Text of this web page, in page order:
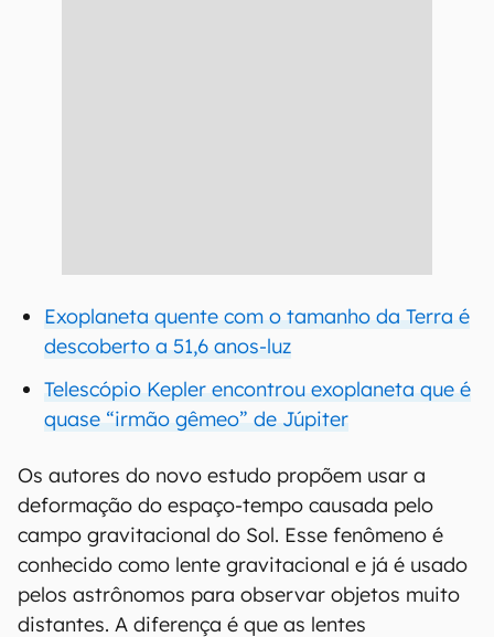
Exoplaneta quente com o tamanho da Terra é
descoberto a 51,6 anos-luz
Telescópio Kepler encontrou exoplaneta que é
quase “irmão gêmeo” de Júpiter
Os autores do novo estudo propõem usar a
deformação do espaço-tempo causada pelo
campo gravitacional do Sol. Esse fenômeno é
conhecido como lente gravitacional e já é usado
pelos astrônomos para observar objetos muito
distantes. A diferença é que as lentes